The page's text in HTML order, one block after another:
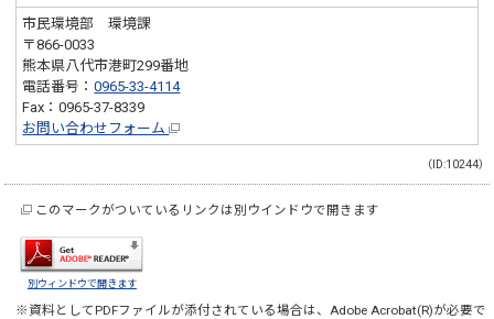
市民環境部 環境課
〒866-0033
熊本県八代市港町299番地
電話番号：0965-33-4114
Fax：0965-37-8339
お問い合わせフォーム
（ID:10244）
このマークがついているリンクは別ウインドウで開きます
別ウィンドウで開きます
※資料としてPDFファイルが添付されている場合は、 Adobe Acrobat(R)が必要で